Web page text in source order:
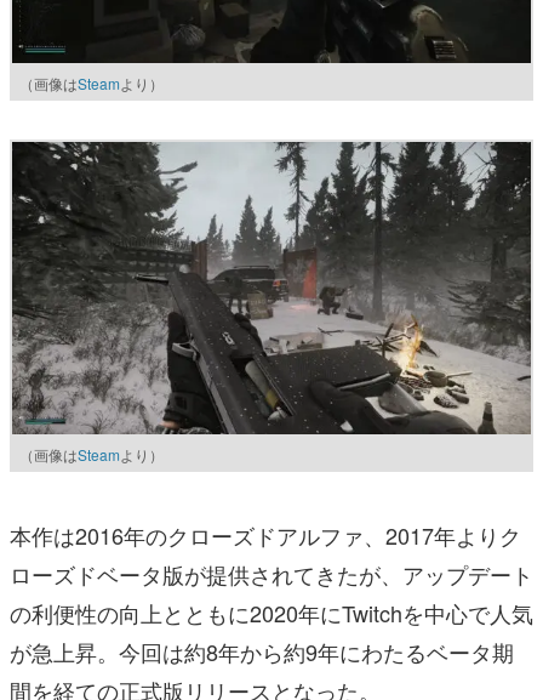
（画像はSteamより）
（画像はSteamより）
本作は2016年のクローズドアルファ、2017年よりク
ローズドベータ版が提供されてきたが、アップデート
の利便性の向上とともに2020年にTwitchを中心で人気
が急上昇。今回は約8年から約9年にわたるベータ期
間を経ての正式版リリースとなった。